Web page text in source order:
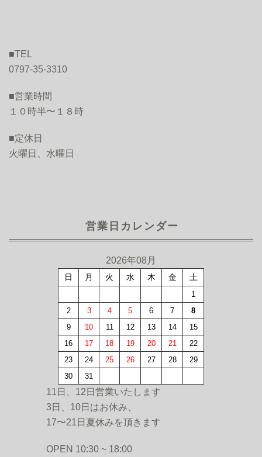
■TEL
0797-35-3310
■営業時間
１０時半〜１８時
■定休日
火曜日、水曜日
営業日カレンダー
2026年08月
日 月 火 水 木 金 土
1
2
3 4 5 6 7
8
9
10 11 12 13 14
15
16
17 18 19 20 21
22
23
24 25 26 27 28
29
30
31
11日、12日営業いたします
3日、10日はお休み、
17〜21日夏休みを頂きます
OPEN 10:30 ~ 18:00